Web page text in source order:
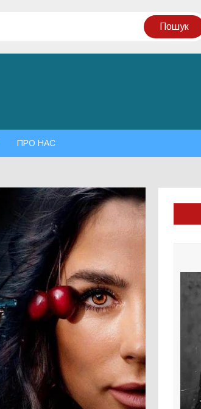
ПРО НАС